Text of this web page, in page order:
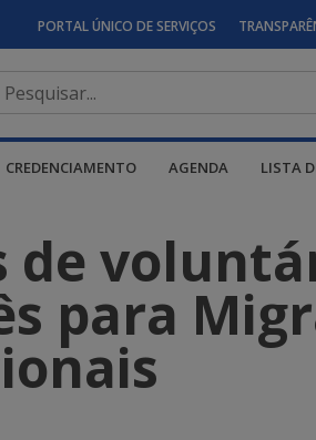
PORTAL ÚNICO DE SERVIÇOS
CREDENCIAMENTO AGENDA LISTA
de
para